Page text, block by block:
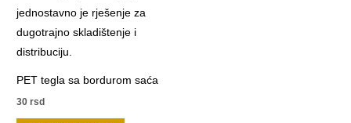
PET tegla sa bordurom saća
30rsd